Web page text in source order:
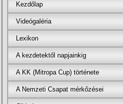
Kezdőlap
Videógaléria
Lexikon
A kezdetektől napjainkig
A KK (Mitropa Cup) története
A Nemzeti Csapat mérkőzései